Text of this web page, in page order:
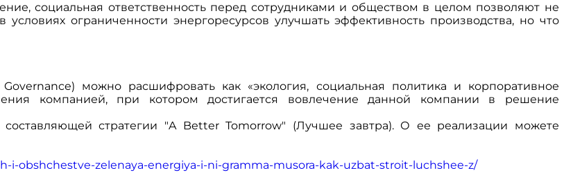
социальная ответственность перед сотрудниками и обществом в целом позволяют не
ограниченности энергоресурсов улучшать эффективность производства, но что
можно расшифровать как «экология, социальная политика и корпоративное
компанией, при котором достигается вовлечение данной компании в решение
составляющей стратегии "A Better Tomorrow" (Лучшее завтра). О ее реализации можете
i-obshchestve-zelenaya-energiya-i-ni-gramma-musora-kak-uzbat-stroit-luchshee-z/